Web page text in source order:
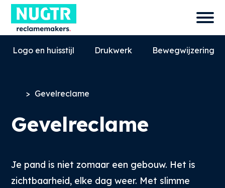
Logo en huisstijl Drukwerk Bewegwijzering
> Gevelreclame
Gevelreclame
Je pand is niet zomaar een gebouw. Het is
zichtbaarheid, elke dag weer. Met slimme